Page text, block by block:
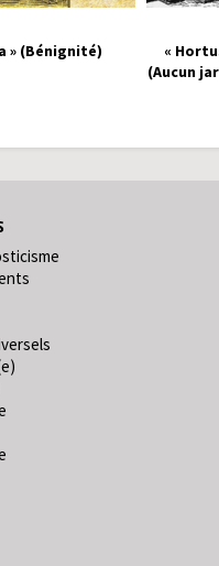
» (Bénignité)
«
(Aucun